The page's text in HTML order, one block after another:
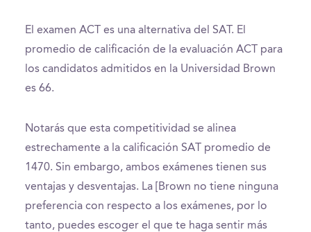
El examen ACT es una alternativa del SAT. El
promedio de calificación de la evaluación ACT para
los candidatos admitidos en la Universidad Brown
es 66.
Notarás que esta competitividad se alinea
estrechamente a la calificación SAT promedio de
1470. Sin embargo, ambos exámenes tienen sus
ventajas y desventajas. La [Brown no tiene ninguna
preferencia con respecto a los exámenes, por lo
tanto, puedes escoger el que te haga sentir más